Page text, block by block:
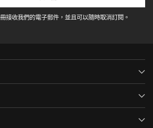
接收我們的電子郵件，並且可以隨時取消訂閱。